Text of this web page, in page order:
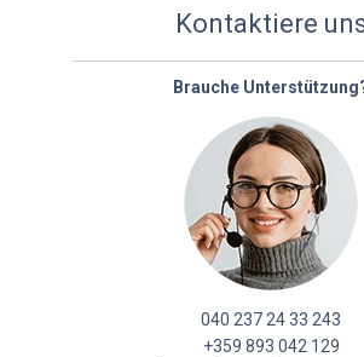
Kontaktiere
Brauche
040 237 24 33 243
+359 893 042 129